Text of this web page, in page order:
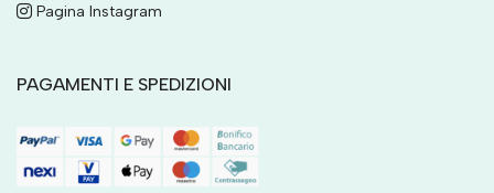
Pagina Instagram
PAGAMENTI E SPEDIZIONI